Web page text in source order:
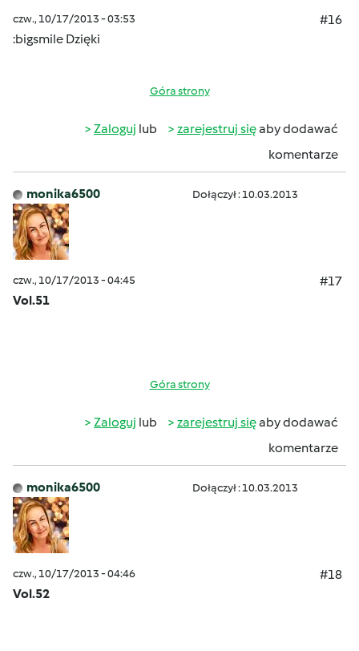
czw., 10/17/2013 - 03:53
#16
:bigsmile Dzięki
Góra strony
Zaloguj lub zarejestruj sięaby dodawać
komentarze
monika6500 Dołączył : 10.03.2013
czw., 10/17/2013 - 04:45
#17
Vol.51
Góra strony
Zaloguj lub zarejestruj sięaby dodawać
komentarze
monika6500 Dołączył : 10.03.2013
czw., 10/17/2013 - 04:46
#18
Vol.52